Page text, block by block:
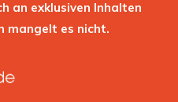
an exklusiven Inhalten
mangelt es nicht.